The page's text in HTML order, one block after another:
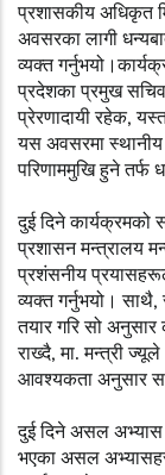
प्रशासकीय अधिकृत
अवसरका लागी
व्यक्त
प्रदेशका प्रमुख
प्रेरणादायी रहेक,
यस अवसरमा
परिणाममुखि हुने तर्फ
दुई दिने कार्यक्रमको
प्रशासन मन्त्रालय
प्रशंसनीय
व्यक्त गर्नुभयो।
तयार गरि सो अनुसार
राख्दै, मा. मन्त्री
आवश्यकता अनुसार
दुई दिने असल अभ्यास
भएका असल